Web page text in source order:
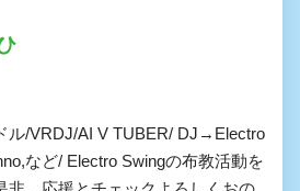
ル/VRDJ/AI V TUBER/ DJ→Electro
など/ Electro Swingの布教活動を